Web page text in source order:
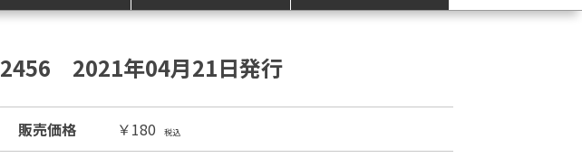
2456 2021年04月21日発行
販売価格 ￥180 税込